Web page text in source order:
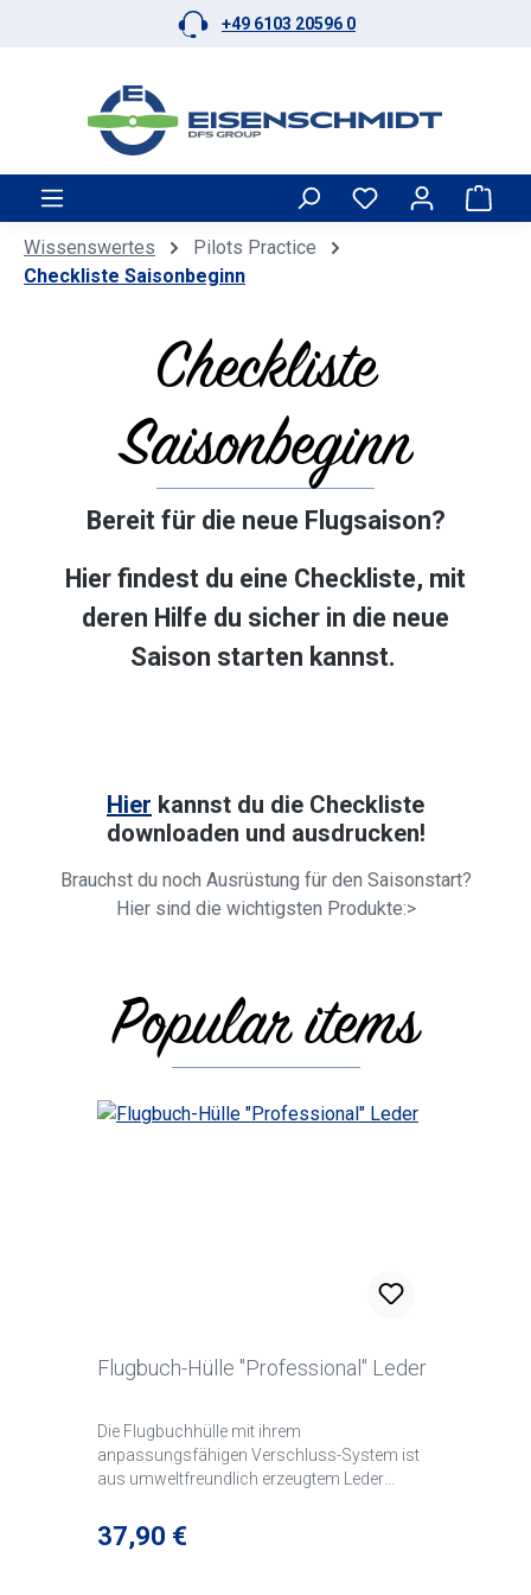
Zum Hauptinhalt springen+49 6103 20596 0
Wissenswertes
Pilots Practice
Checkliste Saisonbeginn
Checkliste
Saisonbeginn
Bereit für die neue Flugsaison?
Hier findest du eine Checkliste, mit
deren Hilfe du sicher in die neue
Saison starten kannst.
Hier kannst du die Checkliste
downloaden und ausdrucken!
Brauchst du noch Ausrüstung für den Saisonstart?
Hier sind die wichtigsten Produkte:>
Produktgalerie überspringen
Popular items
Flugbuch-Hülle "Professional" Leder
Die Flugbuchhülle mit ihrem
anpassungsfähigen Verschluss-System ist
aus umweltfreundlich erzeugtem Leder
für große Flugbücher geeignet. Sie bietet im
Innenraum 5 herausnehmbare Plastikhüllen
Regulärer Preis:
37,90 €